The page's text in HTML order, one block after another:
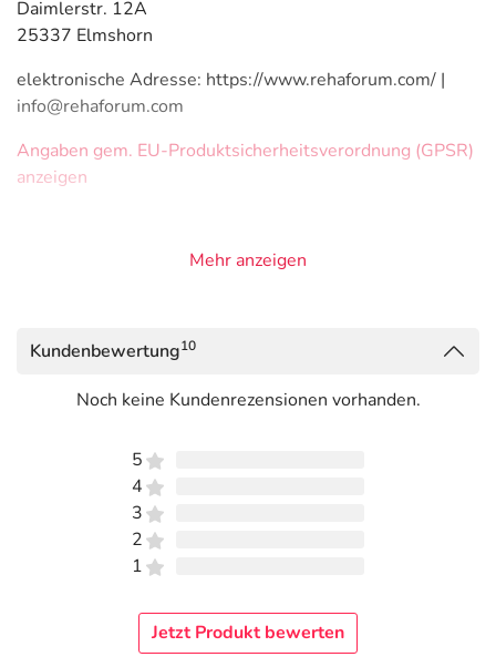
Daimlerstr. 12A
25337 Elmshorn
elektronische Adresse: https://www.rehaforum.com/ |
info@rehaforum.com
Angaben gem. EU-Produktsicherheitsverordnung (GPSR)
anzeigen
Mehr anzeigen
Kundenbewertung10
Noch keine Kundenrezensionen vorhanden.
5
4
3
2
1
Jetzt Produkt bewerten